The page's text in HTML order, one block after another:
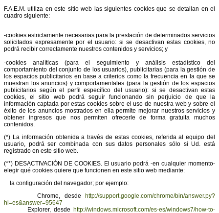
F.A.E.M. utiliza en este sitio web las siguientes cookies que se detallan en el
cuadro siguiente:
-cookies estrictamente necesarias para la prestación de determinados servicios
solicitados expresamente por el usuario: si se desactivan estas cookies, no
podrá recibir correctamente nuestros contenidos y servicios; y
-cookies analíticas (para el seguimiento y análisis estadístico del
comportamiento del conjunto de los usuarios), publicitarias (para la gestión de
los espacios publicitarios en base a criterios como la frecuencia en la que se
muestran los anuncios) y comportamentales (para la gestión de los espacios
publicitarios según el perfil específico del usuario): si se desactivan estas
cookies, el sitio web podrá seguir funcionando sin perjuicio de que la
información captada por estas cookies sobre el uso de nuestra web y sobre el
éxito de los anuncios mostrados en ella permite mejorar nuestros servicios y
obtener ingresos que nos permiten ofrecerle de forma gratuita muchos
contenidos.
(*) La información obtenida a través de estas cookies, referida al equipo del
usuario, podrá ser combinada con sus datos personales sólo si Ud. está
registrado en este sitio web.
(**) DESACTIVACIÓN DE COOKIES. El usuario podrá -en cualquier momento-
elegir qué cookies quiere que funcionen en este sitio web mediante:
la configuración del navegador; por ejemplo:
Chrome, desde
http://support.google.com/chrome/bin/answer.py?
hl=es&answer=95647
Explorer, desde http://windows.microsoft.com/es-es/windows7/how-to-